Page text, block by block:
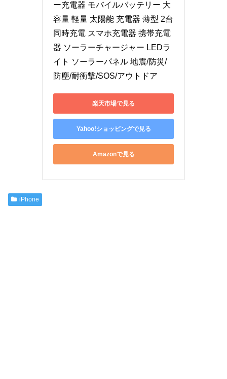
ー充電器 モバイルバッテリー 大
容量 軽量 太陽能 充電器 薄型 2台
同時充電 スマホ充電器 携帯充電
器 ソーラーチャージャー LEDラ
イト ソーラーパネル 地震/防災/
防塵/耐衝撃/SOS/アウトドア
楽天市場で見る
Yahoo!ショッピングで見る
Amazonで見る
iPhone